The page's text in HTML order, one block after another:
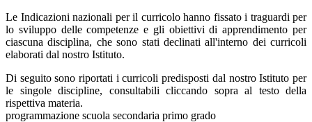
Le Indicazioni nazionali per il curricolo hanno fissato i traguardi per
lo sviluppo delle competenze e gli obiettivi di apprendimento per
ciascuna disciplina, che sono stati declinati all'interno dei curricoli
elaborati dal nostro Istituto.
Di seguito sono riportati i curricoli predisposti dal nostro Istituto per
le singole discipline, consultabili cliccando sopra al testo della
rispettiva materia.
programmazione scuola secondaria primo grado